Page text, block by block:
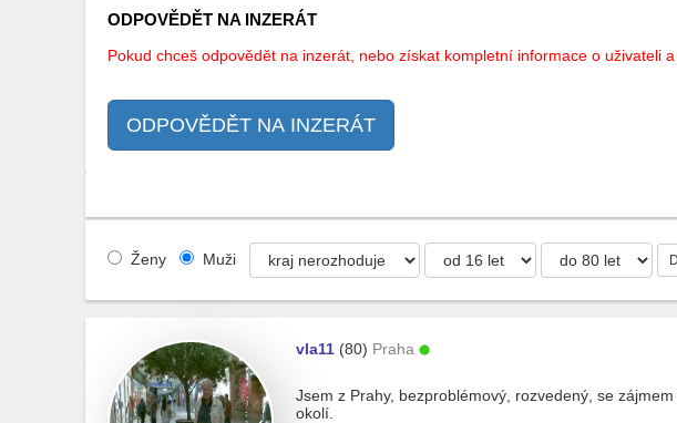
ODPOVĚDĚT NA INZERÁT
Pokud chceš odpovědět na inzerát, nebo získat kompletní informace o uživateli
ODPOVĚDĚT NA INZERÁT
Ženy Muži
vla11 (80) Praha
Jsem z Prahy, bezproblémový, rozvedený, se
okolí.